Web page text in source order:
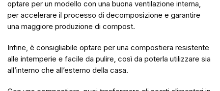
optare per un modello con una buona ventilazione interna,
per accelerare il processo di decomposizione e garantire
una maggiore produzione di compost.
Infine, è consigliabile optare per una compostiera resistente
alle intemperie e facile da pulire, così da poterla utilizzare sia
all’interno che all’esterno della casa.